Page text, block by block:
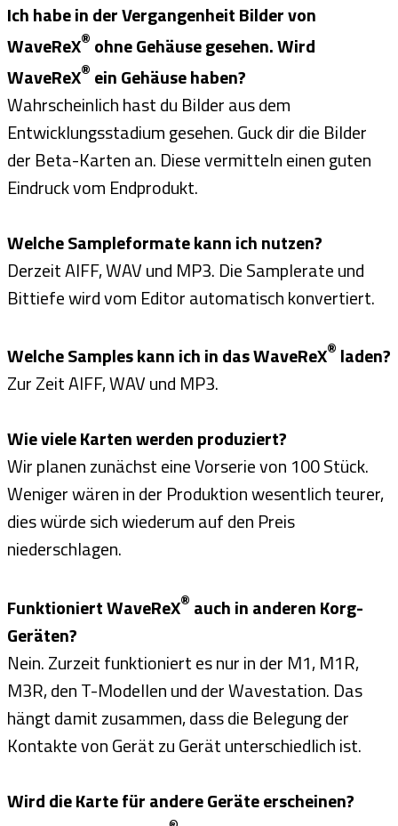
Ich habe in der Vergangenheit Bilder von
WaveReX® ohne Gehäuse gesehen. Wird
WaveReX® ein Gehäuse haben?
Wahrscheinlich hast du Bilder aus dem
Entwicklungsstadium gesehen. Guck dir die Bilder
der Beta-Karten an. Diese vermitteln einen guten
Eindruck vom Endprodukt.
Welche Sampleformate kann ich nutzen?
Derzeit AIFF, WAV und MP3. Die Samplerate und
Bittiefe wird vom Editor automatisch konvertiert.
Welche Samples kann ich in das WaveReX® laden?
Zur Zeit AIFF, WAV und MP3.
Wie viele Karten werden produziert?
Wir planen zunächst eine Vorserie von 100 Stück.
Weniger wären in der Produktion wesentlich teurer,
dies würde sich wiederum auf den Preis
niederschlagen.
Funktioniert WaveReX® auch in anderen Korg-
Geräten?
Nein. Zurzeit funktioniert es nur in der M1, M1R,
M3R, den T-Modellen und der Wavestation. Das
hängt damit zusammen, dass die Belegung der
Kontakte von Gerät zu Gerät unterschiedlich ist.
Wird die Karte für andere Geräte erscheinen?